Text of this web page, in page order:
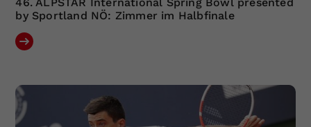
by Sportland NÖ: Zimmer im Halbfinale